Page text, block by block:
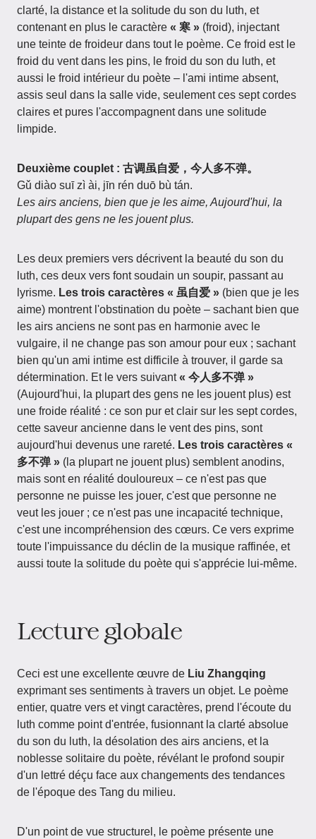
clarté, la distance et la solitude du son du luth, et
contenant en plus le caractère « 寒 » (froid), injectant
une teinte de froideur dans tout le poème. Ce froid est le
froid du vent dans les pins, le froid du son du luth, et
aussi le froid intérieur du poète – l'ami intime absent,
assis seul dans la salle vide, seulement ces sept cordes
claires et pures l'accompagnent dans une solitude
limpide.
Deuxième couplet : 古调虽自爱，今人多不弹。
Gǔ diào suī zì ài, jīn rén duō bù tán.
Les airs anciens, bien que je les aime, Aujourd'hui, la
plupart des gens ne les jouent plus.
Les deux premiers vers décrivent la beauté du son du
luth, ces deux vers font soudain un soupir, passant au
lyrisme. Les trois caractères « 虽自爱 » (bien que je les
aime) montrent l'obstination du poète – sachant bien que
les airs anciens ne sont pas en harmonie avec le
vulgaire, il ne change pas son amour pour eux ; sachant
bien qu'un ami intime est difficile à trouver, il garde sa
détermination. Et le vers suivant« 今人多不弹 »
(Aujourd'hui, la plupart des gens ne les jouent plus) est
une froide réalité : ce son pur et clair sur les sept cordes,
cette saveur ancienne dans le vent des pins, sont
aujourd'hui devenus une rareté. Les trois caractères «
多不弹 » (la plupart ne jouent plus) semblent anodins,
mais sont en réalité douloureux – ce n'est pas que
personne ne puisse les jouer, c'est que personne ne
veut les jouer ; ce n'est pas une incapacité technique,
c'est une incompréhension des cœurs. Ce vers exprime
toute l'impuissance du déclin de la musique raffinée, et
aussi toute la solitude du poète qui s'apprécie lui-même.
Lecture globale
Ceci est une excellente œuvre de Liu Zhangqing
exprimant ses sentiments à travers un objet. Le poème
entier, quatre vers et vingt caractères, prend l'écoute du
luth comme point d'entrée, fusionnant la clarté absolue
du son du luth, la désolation des airs anciens, et la
noblesse solitaire du poète, révélant le profond soupir
d'un lettré déçu face aux changements des tendances
de l'époque des Tang du milieu.
D'un point de vue structurel, le poème présente une